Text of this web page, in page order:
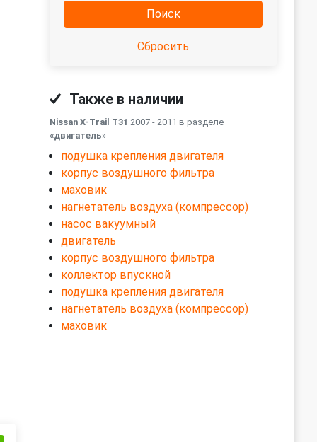
Поиск
Сбросить
Также в наличии
Nissan X-Trail T31 2007 - 2011 в разделе
«двигатель»
подушка крепления двигателя
корпус воздушного фильтра
маховик
нагнетатель воздуха (компрессор)
насос вакуумный
двигатель
корпус воздушного фильтра
коллектор впускной
подушка крепления двигателя
нагнетатель воздуха (компрессор)
маховик